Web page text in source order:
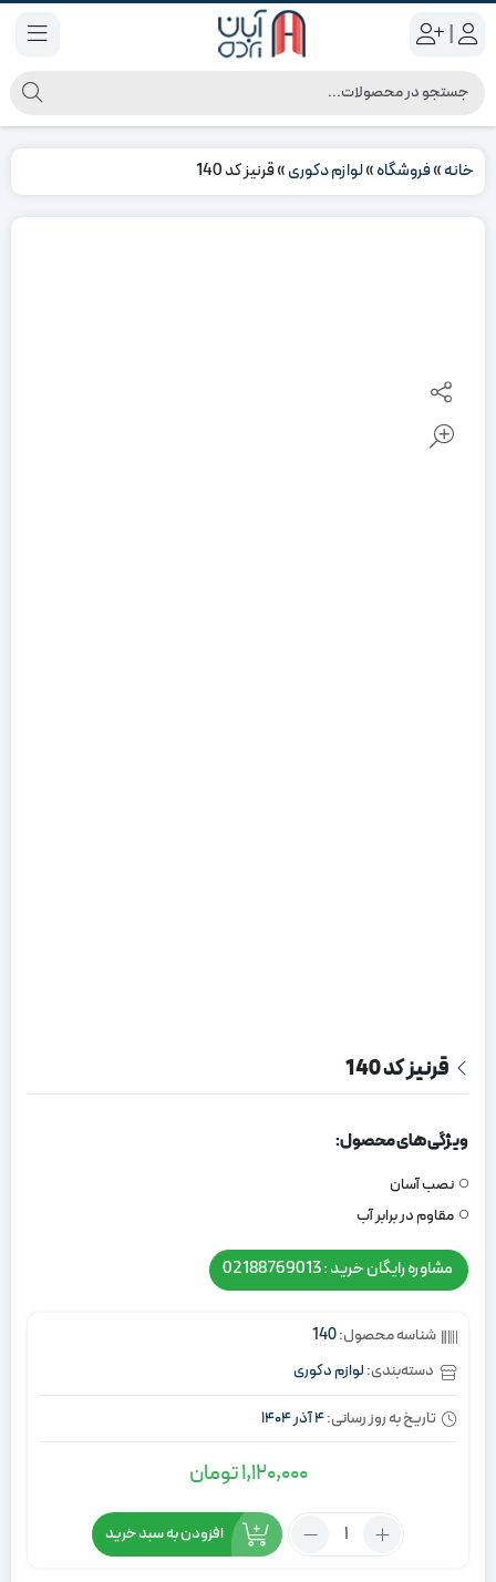
|
خانه»فروشگاه»لوازم دکوری»قرنیز کد 140
قرنیز کد 140
ویژگی های محصول:
نصب آسان
مقاوم در برابر آب
مشاوره رایگان خرید : 02188769013
شناسه محصول:140
دسته‌بندی:لوازم دکوری
تاریخ به روز رسانی:4 آذر 1404
1,120,000تومان
تعداد:
افزودن به سبد خرید